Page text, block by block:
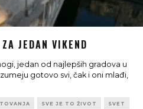
JEDAN VIKEND
jedan od najlepših gradova u
gotovo svi, čak i oni mlađi,
SVE JE TO ŽIVOT SVET